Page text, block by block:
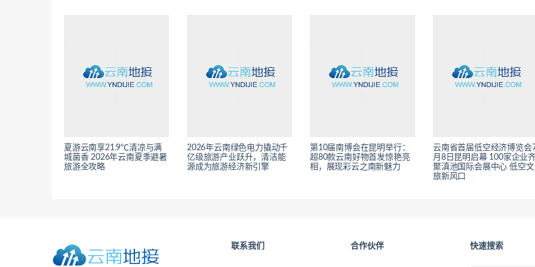
夏游云南享21.9℃清凉与满
城菌香 2026年云南夏季避暑
旅游全攻略
2026年云南绿色电力撬动千
亿级旅游产业跃升，清洁能
源成为旅游经济新引擎
第10届南博会在昆明举行：
超80款云南好物首发惊艳亮
相，展现彩云之南新魅力
云南省首届低空经济博览会
月8日昆明启幕 100家企业
聚滇池国际会展中心 低空文
旅新风口
联系我们 合作伙伴 快速搜索